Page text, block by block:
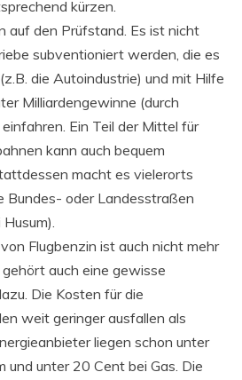
kürzen.
auf den Prüfstand. Es ist nicht
subventioniert werden, die es
die Autoindustrie) und mit Hilfe
Milliardengewinne (durch
Ein Teil der Mittel für
kann auch bequem
macht es vielerorts
Bundes- oder Landesstraßen
Flugbenzin ist auch nicht mehr
auch eine gewisse
Die Kosten für die
weit geringer ausfallen als
liegen schon unter
und unter 20 Cent bei Gas. Die